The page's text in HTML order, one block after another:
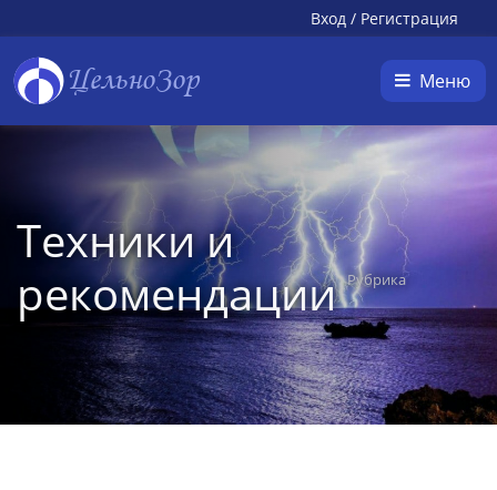
Вход / Регистрация
ЦельноЗор Меню
Техники и
рекомендацииРубрика